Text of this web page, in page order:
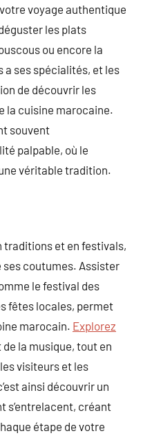
voyage authentique
les plats
ou encore la
a ses spécialités, et les
de découvrir les
la cuisine marocaine.
souvent
palpable, où le
véritable tradition.
traditions et en festivals,
ses coutumes. Assister
le festival des
fêtes locales, permet
marocain. Explorez
de la musique, tout en
visiteurs et les
ainsi découvrir un
s’entrelacent, créant
étape de votre